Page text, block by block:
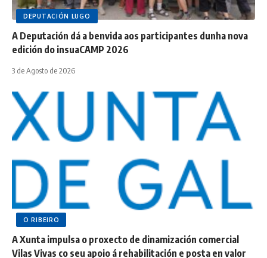
DEPUTACIÓN LUGO
A Deputación dá a benvida aos participantes dunha nova
edición do insuaCAMP 2026
3 de Agosto de 2026
O RIBEIRO
A Xunta impulsa o proxecto de dinamización comercial
Vilas Vivas co seu apoio á rehabilitación e posta en valor